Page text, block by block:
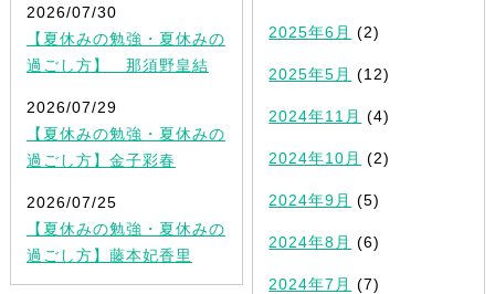
2026/07/30
【夏休みの勉強・夏休みの
過ごし方】 那須野皇結
2026/07/29
【夏休みの勉強・夏休みの
過ごし方】金子彩春
2026/07/25
【夏休みの勉強・夏休みの
過ごし方】藤本妃香里
2025年6月 (2)
2025年5月 (12)
2024年11月 (4)
2024年10月 (2)
2024年9月 (5)
2024年8月 (6)
2024年7月 (7)